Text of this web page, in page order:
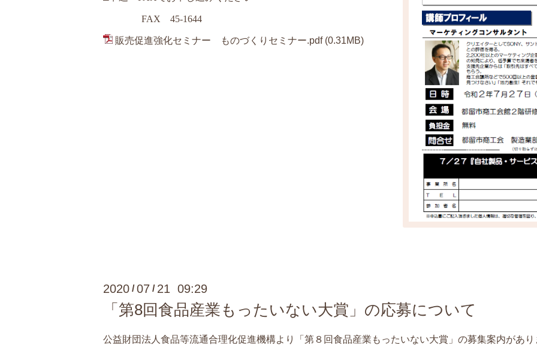
FAX 45-1644
販売促進強化セミナー ものづくりセミナー.pdf (0.31MB)
2020 /07 / 21 09:29
「第8回食品産業もったいない大賞」の応募について
公益財団法人食品等流通合理化促進機構より「第８回食品産業もったいない大賞」の募集案内があり